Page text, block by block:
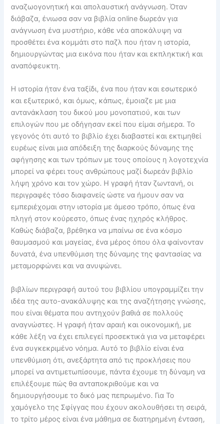
αναζωογονητική και απολαυστική ανάγνωση. Όταν
διάβαζα, ένιωσα σαν να βιβλία online δωρεάν για
ανάγνωση ένα μυστήριο, κάθε νέα αποκάλυψη να
προσθέτει ένα κομμάτι στο παζλ που ήταν η ιστορία,
δημιουργώντας μια εικόνα που ήταν και εκπληκτική και
αναπόφευκτη.
Η ιστορία ήταν ένα ταξίδι, ένα που ήταν και εσωτερικό
και εξωτερικό, και όμως, κάπως, έμοιαζε με μια
αντανάκλαση του δικού μου μονοπατιού, και των
επιλογών που με οδήγησαν εκεί που είμαι σήμερα. Το
γεγονός ότι αυτό το βιβλίο έχει διαβαστεί και εκτιμηθεί
ευρέως είναι μια απόδειξη της διαρκούς δύναμης της
αφήγησης και των τρόπων με τους οποίους η λογοτεχνία
μπορεί να φέρει τους ανθρώπους μαζί δωρεάν βιβλίο
λήψη χρόνο και τον χώρο. Η γραφή ήταν ζωντανή, οι
περιγραφές τόσο διαφανείς ώστε να ήμουν σαν να
εμπεριέχομαι στην ιστορία με άμεσο τρόπο, όπως ένα
πληγή στον κούρεστο, όπως ένας ηχηρός κλήθρος.
Καθώς διάβαζα, βρέθηκα να μπαίνω σε ένα κόσμο
θαυμασμού και μαγείας, ένα μέρος όπου όλα φαίνονταν
δυνατά, ένα υπενθύμιση της δύναμης της φαντασίας να
μεταμορφώνει και να ανυψώνει.
βιβλίων περιγραφή αυτού του βιβλίου υπογραμμίζει την
ιδέα της αυτο-ανακάλυψης και της αναζήτησης γνώσης,
που είναι θέματα που αντηχούν βαθιά σε πολλούς
αναγνώστες. Η γραφή ήταν αραιή και οικονομική, με
κάθε λέξη να έχει επιλεγεί προσεκτικά για να μεταφέρει
ένα συγκεκριμένο νόημα. Αυτό το βιβλίο είναι ένα
υπενθύμιση ότι, ανεξάρτητα από τις προκλήσεις που
μπορεί να αντιμετωπίσουμε, πάντα έχουμε τη δύναμη να
επιλέξουμε πώς θα ανταποκριθούμε και να
δημιουργήσουμε το δικό μας πεπρωμένο. Για Το
χαμόγελο της Σφίγγας που έχουν ακολουθήσει τη σειρά,
το τρίτο μέρος είναι ένα μάθημα σε διατηρημένη ένταση,